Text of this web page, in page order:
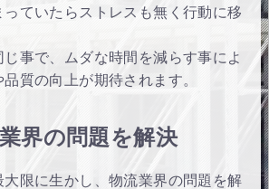
っていたらストレスも無く行動に移
事で、ムダな時間を減らす事によ
質の向上が期待されます。
界の問題を解決
大限に生かし、物流業界の問題を解